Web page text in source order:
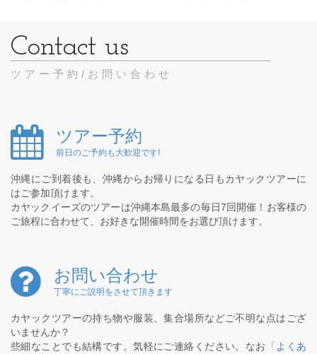
ツアー予約/お問い合わせ
ツアー予約
前日のご予約も大歓迎です!
沖縄にご到着後も、沖縄からお帰りになる日もカヤックツアーに
はご参加頂けます。
カヤックイーズのツアーは沖縄本島最多の毎日7回開催！お客様の
ご旅程に合わせて、お好きな開催時間をお選び頂けます。
お問い合わせ
丁寧にご説明をさせて頂きます
カヤックツアーの持ち物や服装、集合場所などご不明な点はござ
いませんか？
些細なことでも結構です。気軽にご連絡ください。なお
「よくあ